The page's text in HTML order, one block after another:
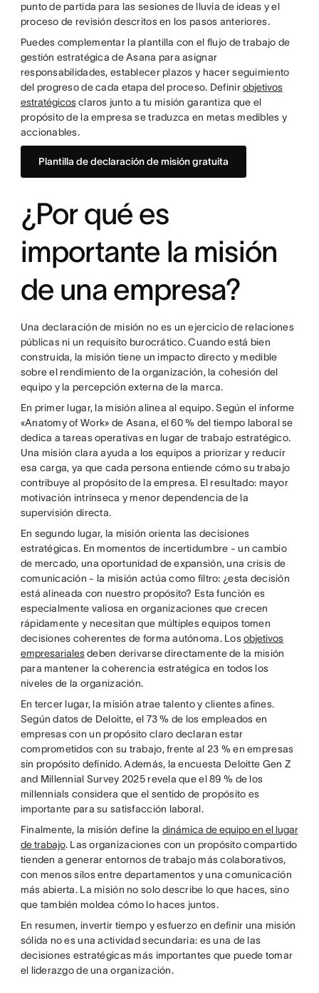
punto de partida para las sesiones de lluvia de ideas y el
proceso de revisión descritos en los pasos anteriores.
Puedes complementar la plantilla con el flujo de trabajo de
gestión estratégica de Asana para asignar
responsabilidades, establecer plazos y hacer seguimiento
del progreso de cada etapa del proceso. Definirobjetivos
estratégicosclaros junto a tu misión garantiza que el
propósito de la empresa se traduzca en metas medibles y
accionables.
Plantilla de declaración de misión gratuita
¿Por qué es
importante la misión
de una empresa?
Una declaración de misión no es un ejercicio de relaciones
públicas ni un requisito burocrático. Cuando está bien
construida, la misión tiene un impacto directo y medible
sobre el rendimiento de la organización, la cohesión del
equipo y la percepción externa de la marca.
En primer lugar, la misión alinea al equipo. Según el informe
«Anatomy of Work» de Asana, el 60 % del tiempo laboral se
dedica a tareas operativas en lugar de trabajo estratégico.
Una misión clara ayuda a los equipos a priorizar y reducir
esa carga, ya que cada persona entiende cómo su trabajo
contribuye al propósito de la empresa. El resultado: mayor
motivación intrínseca y menor dependencia de la
supervisión directa.
En segundo lugar, la misión orienta las decisiones
estratégicas. En momentos de incertidumbre - un cambio
de mercado, una oportunidad de expansión, una crisis de
comunicación - la misión actúa como filtro: ¿esta decisión
está alineada con nuestro propósito? Esta función es
especialmente valiosa en organizaciones que crecen
rápidamente y necesitan que múltiples equipos tomen
decisiones coherentes de forma autónoma. Losobjetivos
empresarialesdeben derivarse directamente de la misión
para mantener la coherencia estratégica en todos los
niveles de la organización.
En tercer lugar, la misión atrae talento y clientes afines.
Según datos de Deloitte, el 73 % de los empleados en
empresas con un propósito claro declaran estar
comprometidos con su trabajo, frente al 23 % en empresas
sin propósito definido. Además, la encuesta Deloitte Gen Z
and Millennial Survey 2025 revela que el 89 % de los
millennials considera que el sentido de propósito es
importante para su satisfacción laboral.
Finalmente, la misión define la dinámica de equipo en el lugar
de trabajo. Las organizaciones con un propósito compartido
tienden a generar entornos de trabajo más colaborativos,
con menos silos entre departamentos y una comunicación
más abierta. La misión no solo describe lo que haces, sino
que también moldea cómo lo haces juntos.
En resumen, invertir tiempo y esfuerzo en definir una misión
sólida no es una actividad secundaria: es una de las
decisiones estratégicas más importantes que puede tomar
el liderazgo de una organización.